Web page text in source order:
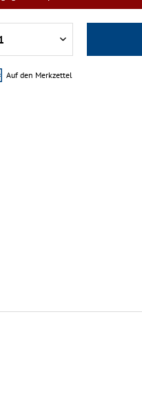
Auf den Merkzettel